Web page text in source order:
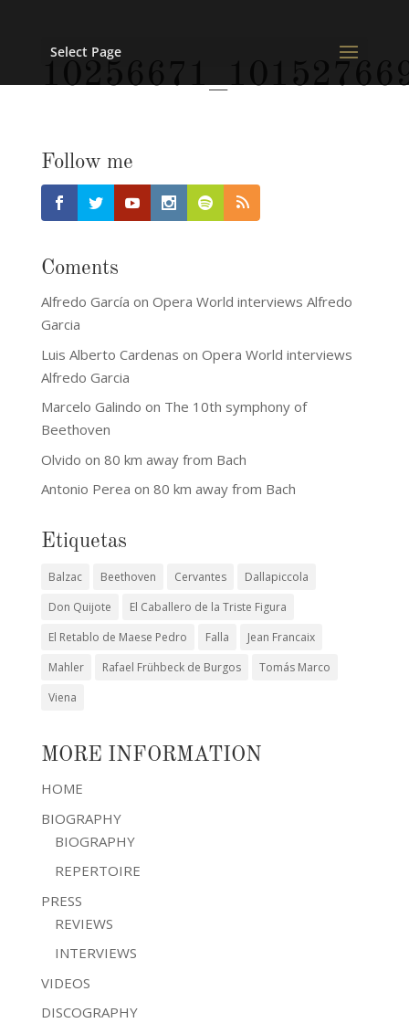
Select Page
Follow me
Coments
Alfredo García on Opera World interviews Alfredo
Garcia
Luis Alberto Cardenas on Opera World interviews
Alfredo Garcia
Marcelo Galindo on The 10th symphony of
Beethoven
Olvido on 80 km away from Bach
Antonio Perea on 80 km away from Bach
Etiquetas
Balzac Beethoven Cervantes
Dallapiccola
Don Quijote
El Caballero de la Triste Figura
El Retablo de Maese Pedro
Falla
Jean Francaix
Mahler
Rafael Frühbeck de Burgos
Tomás Marco
Viena
MORE INFORMATION
HOME
BIOGRAPHY
BIOGRAPHY
REPERTOIRE
PRESS
REVIEWS
INTERVIEWS
VIDEOS
DISCOGRAPHY